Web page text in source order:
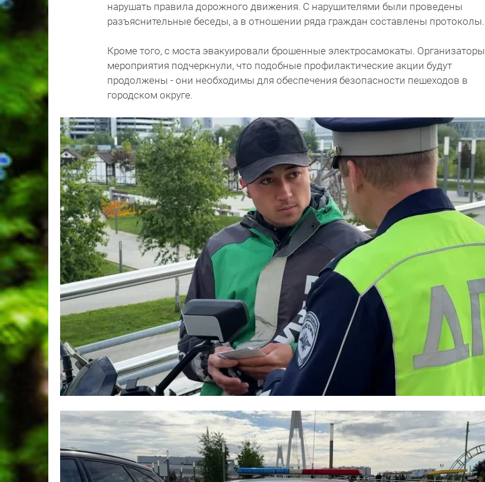
нарушать правила дорожного движения. С нарушителями были проведены
разъяснительные беседы, а в отношении ряда граждан составлены протоколы.
Кроме того, с моста эвакуировали брошенные электросамокаты. Организаторы
мероприятия подчеркнули, что подобные профилактические акции будут
продолжены - они необходимы для обеспечения безопасности пешеходов в
городском округе.